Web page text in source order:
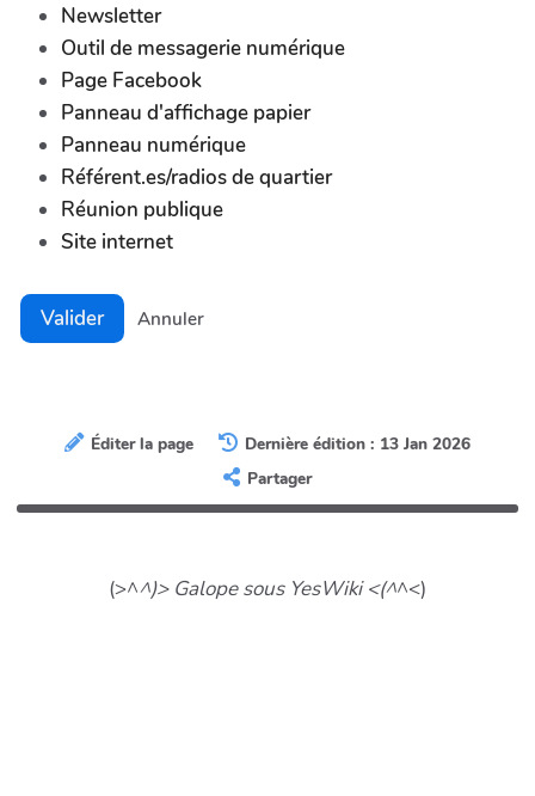
Newsletter
Outil de messagerie numérique
Page Facebook
Panneau d'affichage papier
Panneau numérique
Référent.es/radios de quartier
Réunion publique
Site internet
Valider Annuler
Éditer la page
Dernière édition : 13 Jan 2026
Partager
(>^^)> Galope sous YesWiki <(^^<)